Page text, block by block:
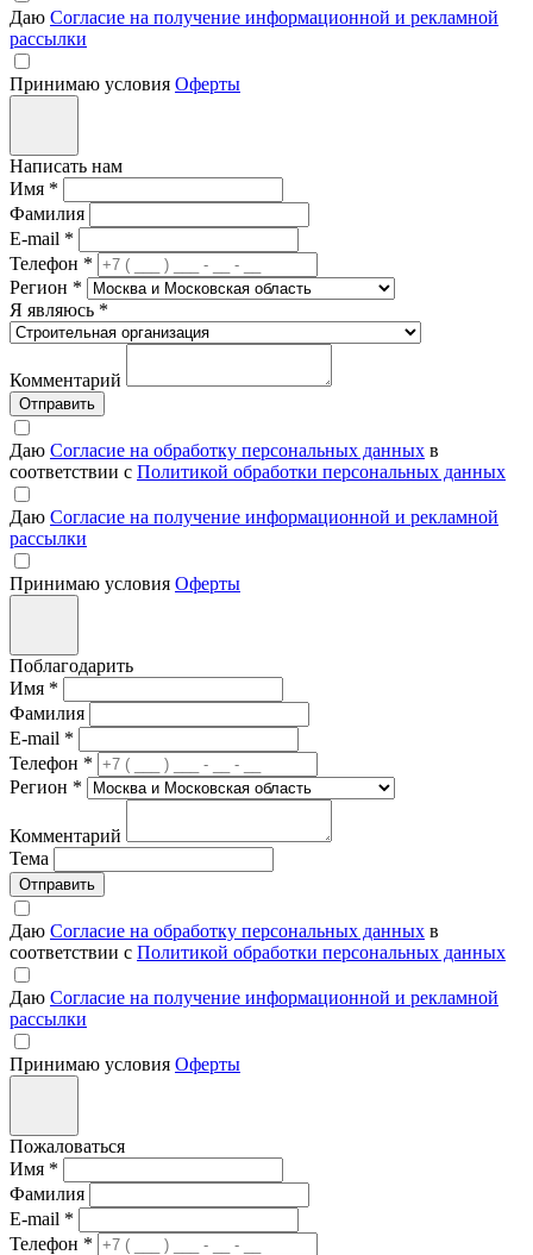
Даю Согласие на получение информационной и рекламной
рассылки
Принимаю условия Оферты
Написать нам
Имя *
Фамилия
E-mail *
Телефон *
Регион *
Я являюсь *
Комментарий
Отправить
Даю Согласие на обработку персональных данных в
соответствии с Политикой обработки персональных данных
Даю Согласие на получение информационной и рекламной
рассылки
Принимаю условия Оферты
Поблагодарить
Имя *
Фамилия
E-mail *
Телефон *
Регион *
Комментарий
Тема
Отправить
Даю Согласие на обработку персональных данных в
соответствии с Политикой обработки персональных данных
Даю Согласие на получение информационной и рекламной
рассылки
Принимаю условия Оферты
Пожаловаться
Имя *
Фамилия
E-mail *
Телефон *